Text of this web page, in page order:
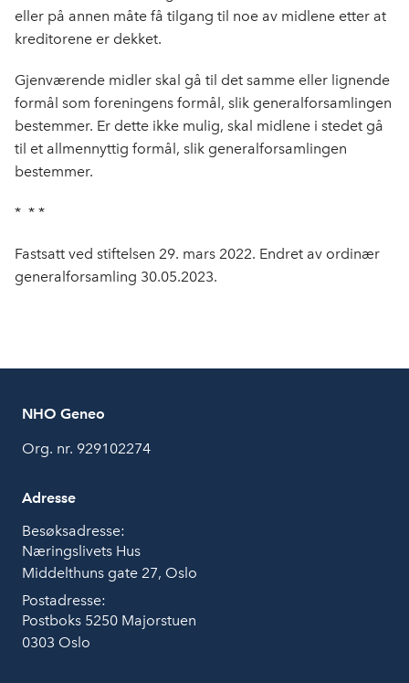
eller på annen måte få tilgang til noe av midlene etter at
kreditorene er dekket.
Gjenværende midler skal gå til det samme eller lignende
formål som foreningens formål, slik generalforsamlingen
bestemmer. Er dette ikke mulig, skal midlene i stedet gå
til et allmennyttig formål, slik generalforsamlingen
bestemmer.
* * *
Fastsatt ved stiftelsen 29. mars 2022. Endret av ordinær
generalforsamling 30.05.2023.
NHO Geneo
Org. nr. 929102274
Adresse
Besøksadresse:
Næringslivets Hus
Middelthuns gate 27, Oslo
Postadresse:
Postboks 5250 Majorstuen
0303 Oslo